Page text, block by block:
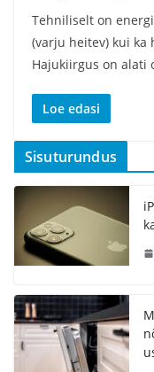
Tehniliselt on
(varju heitev) kui ka
Hajukiirgus on alati
Loe edasi
Sisuturundus